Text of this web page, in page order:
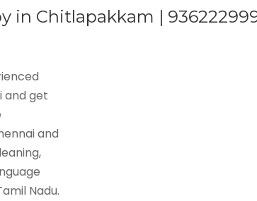
in Chitlapakkam |
and get
and
Nadu.